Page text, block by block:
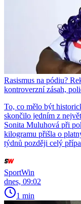
Rasismus na pódiu?
kontroverzní zásah,
To, co mělo být
skončilo jedním z
Sonita Muluhová při
kilogramu přišla o
týdnů později celý
SportWin
dnes, 09:02
1 min